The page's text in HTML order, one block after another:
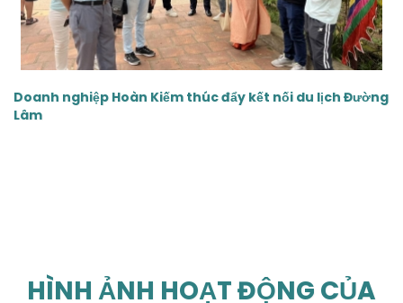
Doanh nghiệp Hoàn Kiếm thúc đẩy kết nối du lịch Đường
Lâm
HÌNH ẢNH HOẠT ĐỘNG CỦA